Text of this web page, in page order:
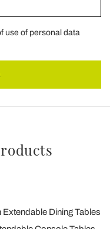
use of personal data
Extendable Dining Tables